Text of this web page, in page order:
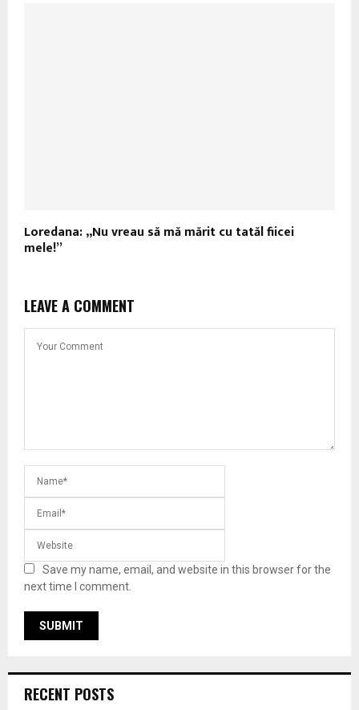
Loredana: „Nu vreau să mă mărit cu tatăl fiicei
mele!”
LEAVE A COMMENT
Save my name, email, and website in this browser for the
next time I comment.
RECENT POSTS